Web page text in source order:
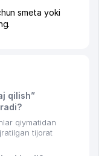
smeta yoki
qilish”
qiymatidan
tijorat